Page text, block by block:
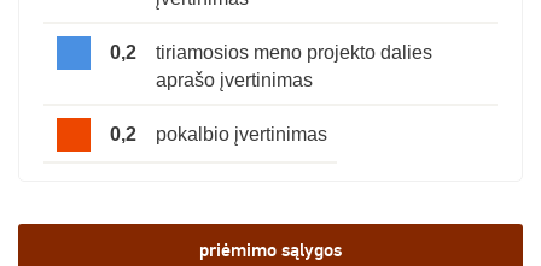
0,2
tiriamosios meno projekto dalies
aprašo įvertinimas
0,2 pokalbio įvertinimas
priėmimo sąlygos